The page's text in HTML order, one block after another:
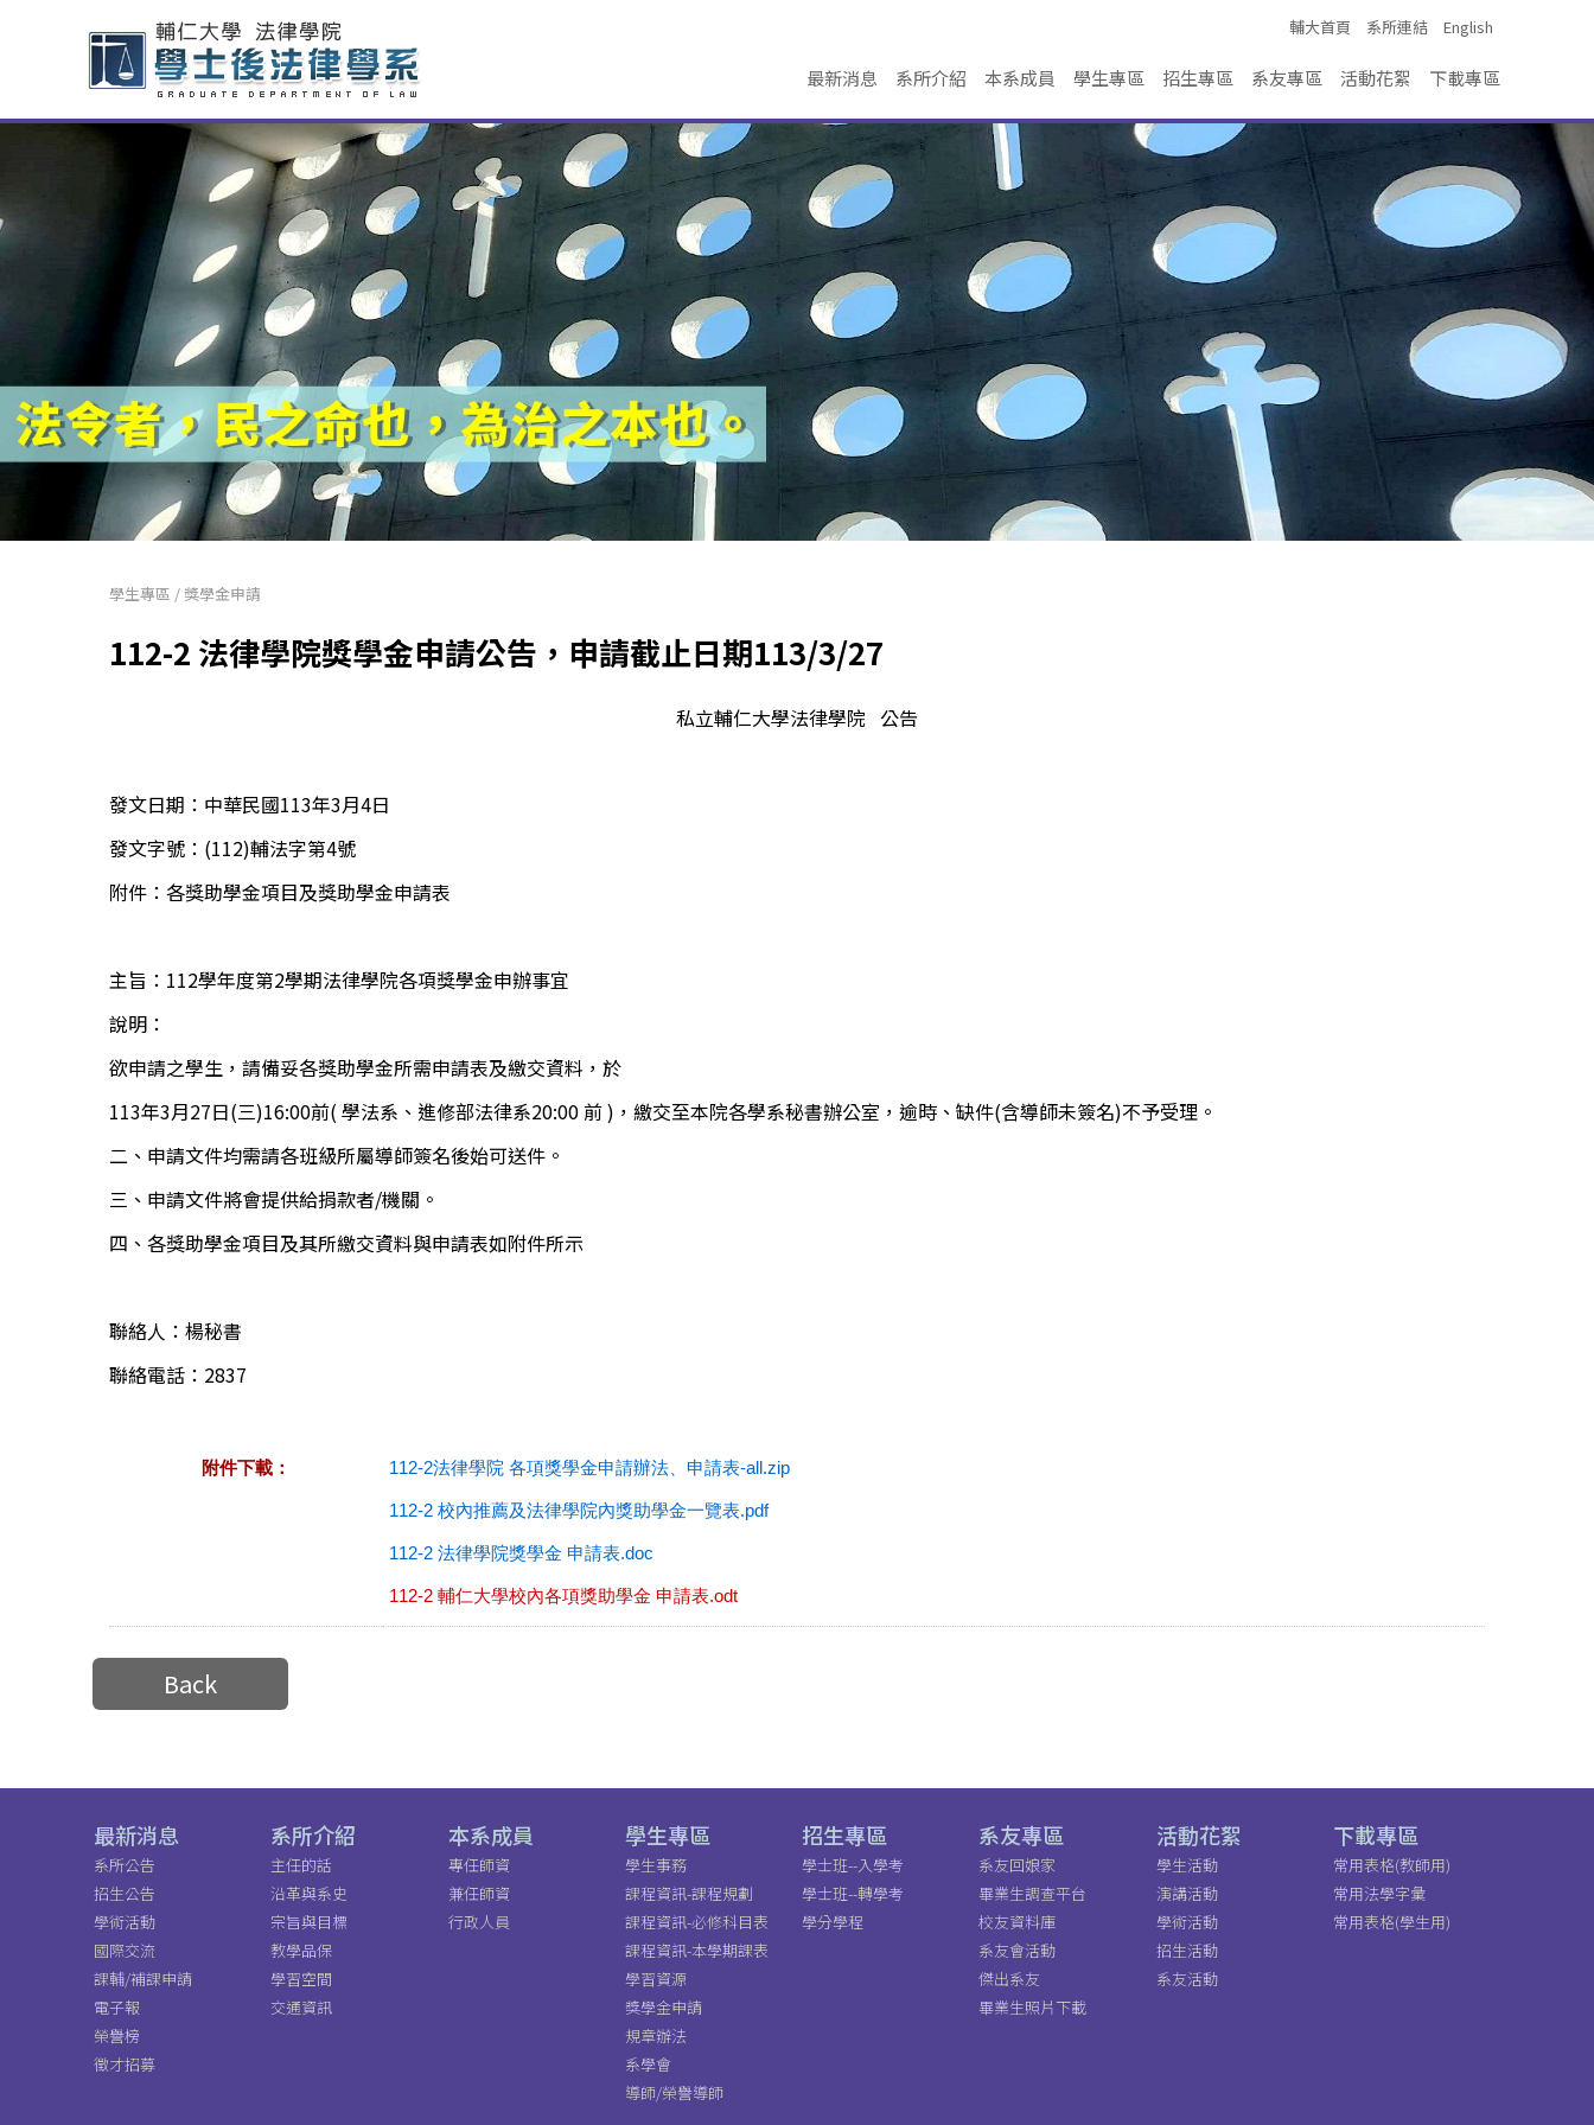
輔大首頁 系所連結 English
最新消息 系所介紹 本系成員 學生專區 招生專區 系友專區 活動花絮 下載專區
學生專區 /獎學金申請
112-2 法律學院獎學金申請公告，申請截止日期113/3/27
私立輔仁大學法律學院 公告
發文日期：中華民國113年3月4日
發文字號：(112)輔法字第4號
附件：各獎助學金項目及獎助學金申請表
主旨：112學年度第2學期法律學院各項獎學金申辦事宜
說明：
欲申請之學生，請備妥各獎助學金所需申請表及繳交資料，於
113年3月27日(三)16:00前( 學法系、進修部法律系20:00 前 )，繳交至本院各學系秘書辦公室，逾時、缺件(含導師未簽名)不予受理。
二、申請文件均需請各班級所屬導師簽名後始可送件。
三、申請文件將會提供給捐款者/機關。
四、各獎助學金項目及其所繳交資料與申請表如附件所示
聯絡人：楊秘書
聯絡電話：2837
附件下載： 112-2法律學院 各項獎學金申請辦法、申請表-all.zip
112-2 校內推薦及法律學院內獎助學金一覽表.pdf
112-2 法律學院獎學金 申請表.doc
112-2 輔仁大學校內各項獎助學金 申請表.odt
Back
最新消息
系所公告
招生公告
學術活動
國際交流
課輔/補課申請
電子報
榮譽榜
徵才招募
系所介紹
主任的話
沿革與系史
宗旨與目標
教學品保
學習空間
交通資訊
本系成員
專任師資
兼任師資
行政人員
學生專區
學生事務
課程資訊-課程規劃
課程資訊-必修科目表
課程資訊-本學期課表
學習資源
獎學金申請
規章辦法
系學會
導師/榮譽導師
招生專區
學士班--入學考
學士班--轉學考
學分學程
系友專區
系友回娘家
畢業生調查平台
校友資料庫
系友會活動
傑出系友
畢業生照片下載
活動花絮
學生活動
演講活動
學術活動
招生活動
系友活動
下載專區
常用表格(教師用)
常用法學字彙
常用表格(學生用)